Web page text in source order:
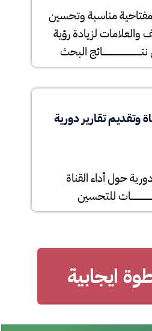
مناسبة وتحسين
والعلامات لزيادة رؤية
البحث
وتقديم تقارير دورية
حول أداء القناة
للتحسين
ايجابية